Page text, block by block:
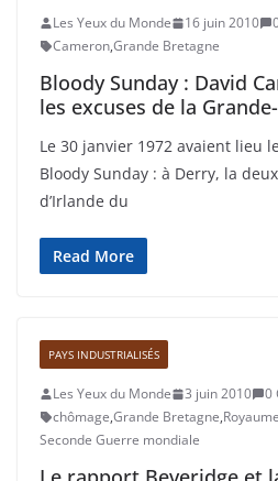
Les Yeux du Monde 16 juin 2010
Cameron,Grande Bretagne
Bloody Sunday : David
les excuses de la
Le 30 janvier 1972 avaient lieu
Bloody Sunday : à Derry, la
d’Irlande du
Read More
PAYS INDUSTRIALISÉS
Les Yeux du Monde 3 juin 2010
0
chômage,Grande Bretagne,
Seconde Guerre mondiale